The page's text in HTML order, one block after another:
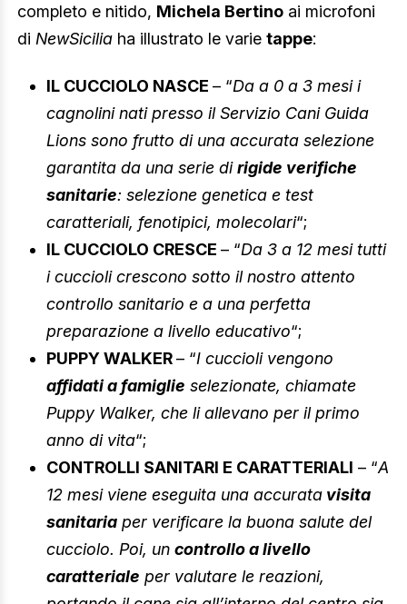
completo e nitido, Michela Bertino ai microfoni
di NewSicilia ha illustrato le varie tappe:
IL CUCCIOLO NASCE – “Da a 0 a 3 mesi i
cagnolini nati presso il Servizio Cani Guida
Lions sono frutto di una accurata selezione
garantita da una serie dirigide verifiche
sanitarie: selezione genetica e test
caratteriali, fenotipici, molecolari“;
IL CUCCIOLO CRESCE – “Da 3 a 12 mesi tutti
i cuccioli crescono sotto il nostro attento
controllo sanitario e a una perfetta
preparazione a livello educativo“;
PUPPY WALKER– “I cuccioli vengono
affidati a famiglie selezionate, chiamate
Puppy Walker, che li allevano per il primo
anno di vita“;
CONTROLLI SANITARI E CARATTERIALI – “A
12 mesi viene eseguita una accurata visita
sanitaria per verificare la buona salute del
cucciolo. Poi, un controllo a livello
caratteriale per valutare le reazioni,